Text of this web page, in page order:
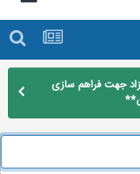
جهت فراهم سازی